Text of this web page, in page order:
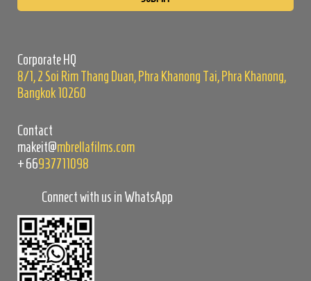
Corporate HQ
8/1, 2 Soi Rim Thang Duan, Phra Khanong Tai, Phra Khanong,
Bangkok 10260
Contact
makeit@mbrellafilms.com
+66937711098
Connect with us in WhatsApp